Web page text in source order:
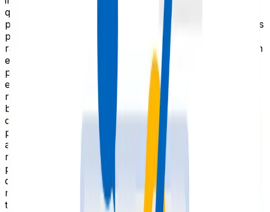
que los motores de búsqueda encuentren e indexen las
páginas de tu sitio web. En palabras de Google: “Algunas
páginas son conocidas por Google porque ya han sido
rastreadas. Otras se descubren cuando Google sigue un
enlace desde una página conocida hacia una nueva
página”. El uso de enlaces internos de calidad es una
estrategia efectiva para permitir que Google descubra
regularmente contenido relevante en tu sitio. Otro
beneficio de los enlaces internos es que pueden
demostrar la relación contextual entre dos
páginas.Cuando los enlaces internos se usan
adecuadamente, se indica que la página A está
relacionada con la página B. Esto puede ser muy útil
para ilustrar tu experiencia si tienes una gran cantidad
de contenido que puedes vincular entre sí. Si no le
muestras a Google cómo está organizado tu contenido,
tus usuarios tampoco verán cómo se conecta.